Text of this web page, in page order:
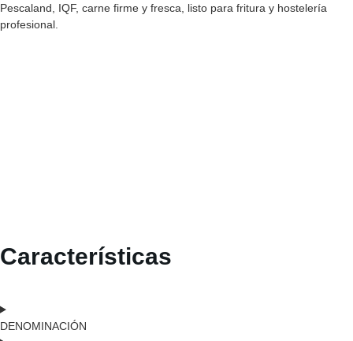
Pescaland, IQF, carne firme y fresca, listo para fritura y hostelería
profesional.
Características
DENOMINACIÓN